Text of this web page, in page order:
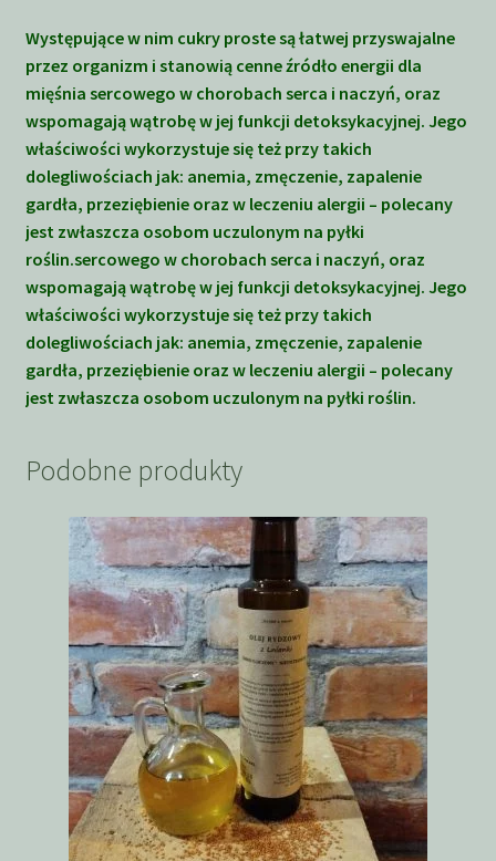
Występujące w nim cukry proste są łatwej przyswajalne
przez organizm i stanowią cenne źródło energii dla
mięśnia sercowego w chorobach serca i naczyń, oraz
wspomagają wątrobę w jej funkcji detoksykacyjnej. Jego
właściwości wykorzystuje się też przy takich
dolegliwościach jak: anemia, zmęczenie, zapalenie
gardła, przeziębienie oraz w leczeniu alergii – polecany
jest zwłaszcza osobom uczulonym na pyłki
roślin.sercowego w chorobach serca i naczyń, oraz
wspomagają wątrobę w jej funkcji detoksykacyjnej. Jego
właściwości wykorzystuje się też przy takich
dolegliwościach jak: anemia, zmęczenie, zapalenie
gardła, przeziębienie oraz w leczeniu alergii – polecany
jest zwłaszcza osobom uczulonym na pyłki roślin.
Podobne produkty